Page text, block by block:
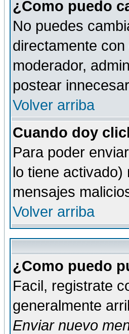
¿Como puedo
No puedes
directamente
moderador,
postear
Volver arriba
Cuando doy
Para poder
lo tiene
mensajes
Volver arriba
¿Como puedo
Facil, registrate
generalmente
Enviar nuevo